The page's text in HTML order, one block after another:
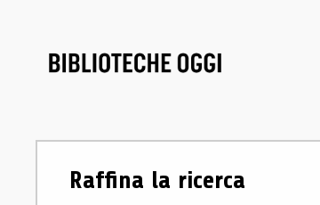
Raffina la ricerca